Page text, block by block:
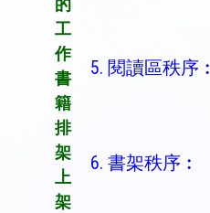
的
工
作
書
籍
排
架
上
架
5. 閱讀區秩序︰
6. 書架秩序︰